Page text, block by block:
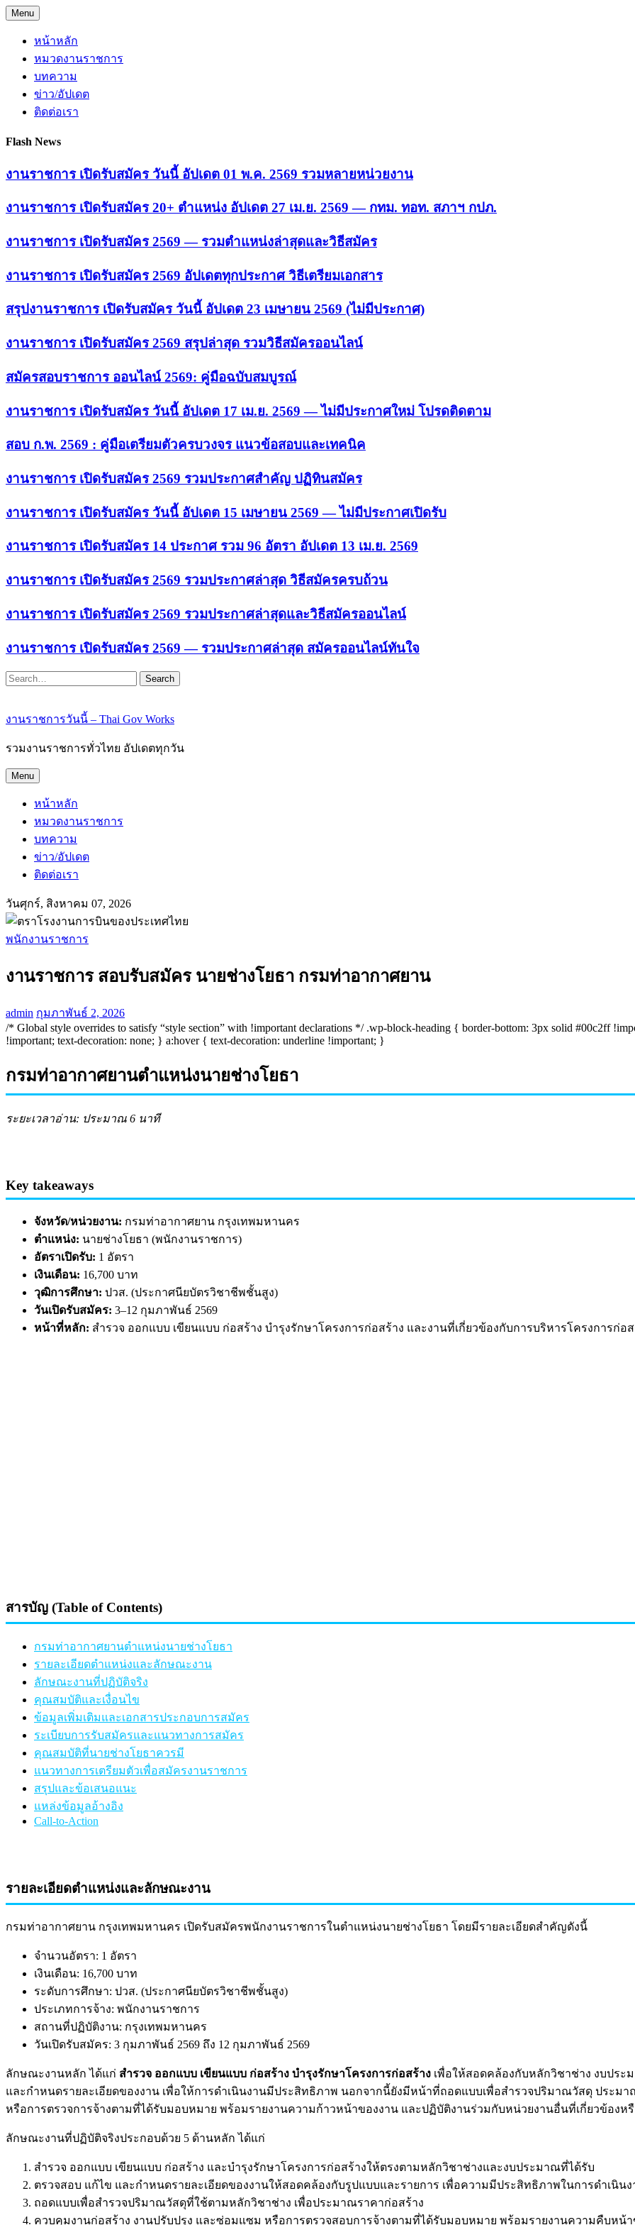
Skip
to
content
Menu
หน้าหลัก
หมวดงานราชการ
บทความ
ข่าว/อัปเดต
ติดต่อเรา
Flash News
งานราชการ เปิดรับสมัคร วันนี้ อัปเดต 01 พ.ค. 2569 รวมหลายหน่วยงาน
งานราชการ เปิดรับสมัคร 20+ ตำแหน่ง อัปเดต 27 เม.ย. 2569 — กทม. ทอท. สภาฯ กปภ.
งานราชการ เปิดรับสมัคร 2569 — รวมตำแหน่งล่าสุดและวิธีสมัคร
งานราชการ เปิดรับสมัคร 2569 อัปเดตทุกประกาศ วิธีเตรียมเอกสาร
สรุปงานราชการ เปิดรับสมัคร วันนี้ อัปเดต 23 เมษายน 2569 (ไม่มีประกาศ)
งานราชการ เปิดรับสมัคร 2569 สรุปล่าสุด รวมวิธีสมัครออนไลน์
สมัครสอบราชการ ออนไลน์ 2569: คู่มือฉบับสมบูรณ์
งานราชการ เปิดรับสมัคร วันนี้ อัปเดต 17 เม.ย. 2569 — ไม่มีประกาศใหม่ โปรดติดตาม
สอบ ก.พ. 2569 : คู่มือเตรียมตัวครบวงจร แนวข้อสอบและเทคนิค
งานราชการ เปิดรับสมัคร 2569 รวมประกาศสำคัญ ปฏิทินสมัคร
งานราชการ เปิดรับสมัคร วันนี้ อัปเดต 15 เมษายน 2569 — ไม่มีประกาศเปิดรับ
งานราชการ เปิดรับสมัคร 14 ประกาศ รวม 96 อัตรา อัปเดต 13 เม.ย. 2569
งานราชการ เปิดรับสมัคร 2569 รวมประกาศล่าสุด วิธีสมัครครบถ้วน
งานราชการ เปิดรับสมัคร 2569 รวมประกาศล่าสุดและวิธีสมัครออนไลน์
งานราชการ เปิดรับสมัคร 2569 — รวมประกาศล่าสุด สมัครออนไลน์ทันใจ
Search
งานราชการวันนี้ – Thai Gov Works
รวมงานราชการทั่วไทย อัปเดตทุกวัน
Menu
หน้าหลัก
หมวดงานราชการ
บทความ
ข่าว/อัปเดต
ติดต่อเรา
วันศุกร์, สิงหาคม 07, 2026
พนักงานราชการ
งานราชการ สอบรับสมัคร นายช่างโยธา กรมท่าอากาศยาน
admin กุมภาพันธ์ 2, 2026
/* Global style overrides to satisfy “style section” with !important declarations */ .wp-block-heading { border-bottom: 3px solid #00c2ff
!important; text-decoration: none; } a:hover { text-decoration: underline !important; }
กรมท่าอากาศยานตำแหน่งนายช่างโยธา
ระยะเวลาอ่าน: ประมาณ 6 นาที
Key takeaways
จังหวัด/หน่วยงาน: กรมท่าอากาศยาน กรุงเทพมหานคร
ตำแหน่ง: นายช่างโยธา (พนักงานราชการ)
อัตราเปิดรับ: 1 อัตรา
เงินเดือน: 16,700 บาท
วุฒิการศึกษา: ปวส. (ประกาศนียบัตรวิชาชีพชั้นสูง)
วันเปิดรับสมัคร: 3–12 กุมภาพันธ์ 2569
หน้าที่หลัก: สำรวจ ออกแบบ เขียนแบบ ก่อสร้าง บำรุงรักษาโครงการก่อสร้าง และงานที่เกี่ยวข้องกับการบริหารโครงการก่อ
สารบัญ (Table of Contents)
กรมท่าอากาศยานตำแหน่งนายช่างโยธา
รายละเอียดตำแหน่งและลักษณะงาน
ลักษณะงานที่ปฏิบัติจริง
คุณสมบัติและเงื่อนไข
ข้อมูลเพิ่มเติมและเอกสารประกอบการสมัคร
ระเบียบการรับสมัครและแนวทางการสมัคร
คุณสมบัติที่นายช่างโยธาควรมี
แนวทางการเตรียมตัวเพื่อสมัครงานราชการ
สรุปและข้อเสนอแนะ
แหล่งข้อมูลอ้างอิง
Call-to-Action
รายละเอียดตำแหน่งและลักษณะงาน
กรมท่าอากาศยาน กรุงเทพมหานคร เปิดรับสมัครพนักงานราชการในตำแหน่งนายช่างโยธา โดยมีรายละเอียดสำคัญดังนี้
จำนวนอัตรา: 1 อัตรา
เงินเดือน: 16,700 บาท
ระดับการศึกษา: ปวส. (ประกาศนียบัตรวิชาชีพชั้นสูง)
ประเภทการจ้าง: พนักงานราชการ
สถานที่ปฏิบัติงาน: กรุงเทพมหานคร
วันเปิดรับสมัคร: 3 กุมภาพันธ์ 2569 ถึง 12 กุมภาพันธ์ 2569
ลักษณะงานหลัก ได้แก่ สำรวจ ออกแบบ เขียนแบบ ก่อสร้าง บำรุงรักษาโครงการก่อสร้าง เพื่อให้สอดคล้องกับหลักวิชาช่าง งบปร
และกำหนดรายละเอียดของงาน เพื่อให้การดำเนินงานมีประสิทธิภาพ นอกจากนี้ยังมีหน้าที่ถอดแบบเพื่อสำรวจปริมาณวัสดุ ประ
หรือการตรวจการจ้างตามที่ได้รับมอบหมาย พร้อมรายงานความก้าวหน้าของงาน และปฏิบัติงานร่วมกับหน่วยงานอื่นที่เกี่ยวข้องห
ลักษณะงานที่ปฏิบัติจริงประกอบด้วย 5 ด้านหลัก ได้แก่
สำรวจ ออกแบบ เขียนแบบ ก่อสร้าง และบำรุงรักษาโครงการก่อสร้างให้ตรงตามหลักวิชาช่างและงบประมาณที่ได้รับ
ตรวจสอบ แก้ไข และกำหนดรายละเอียดของงานให้สอดคล้องกับรูปแบบและรายการ เพื่อความมีประสิทธิภาพในการดำเนินง
ถอดแบบเพื่อสำรวจปริมาณวัสดุที่ใช้ตามหลักวิชาช่าง เพื่อประมาณราคาก่อสร้าง
ควบคุมงานก่อสร้าง งานปรับปรุง และซ่อมแซม หรือการตรวจสอบการจ้างตามที่ได้รับมอบหมาย พร้อมรายงานความคืบหน้า